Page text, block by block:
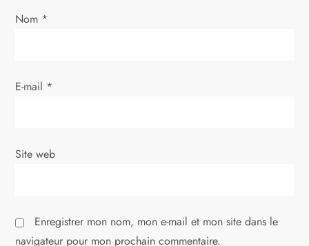
a
t
c
e
Nom *
E-mail *
Site web
Enregistrer mon nom, mon e-mail et mon site dans le
navigateur pour mon prochain commentaire.